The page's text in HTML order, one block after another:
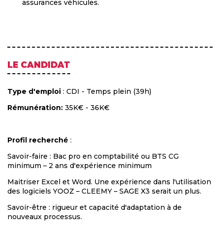
assurances véhicules.
LE CANDIDAT
Type d'emploi : CDI - Temps plein (39h)
Rémunération: 35K€ - 36K€
Profil recherché :
Savoir-faire : Bac pro en comptabilité ou BTS CG
minimum – 2 ans d'expérience minimum
Maitriser Excel et Word. Une expérience dans l'utilisation
des logiciels YOOZ – CLEEMY – SAGE X3 serait un plus.
Savoir-être : rigueur et capacité d'adaptation à de
nouveaux processus.